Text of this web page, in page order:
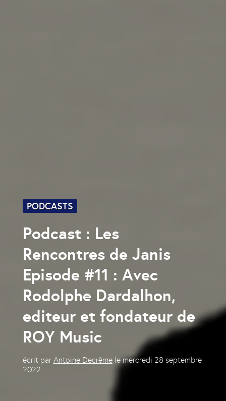
PODCASTS
Podcast : Les
Rencontres de Janis
Episode #11 : Avec
Rodolphe Dardalhon,
editeur et fondateur de
ROY Music
écrit par Antoine Decrême le mercredi 28 septembre
2022